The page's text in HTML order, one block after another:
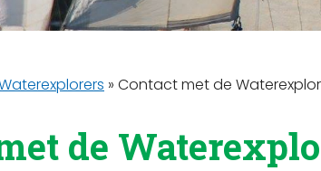
» Contact met de
de